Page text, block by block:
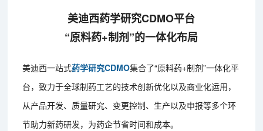
美迪西药学研究CDMO平台
“原料药+制剂”的一体化布局
美迪西一站式药学研究CDMO集合了“原料药+制剂”一体化平
台，致力于全球制药工艺的技术创新优化以及商业化运用，
从产品开发、质量研究、变更控制、生产以及申报等多个环
节助力新药研发，为药企节省时间和成本。